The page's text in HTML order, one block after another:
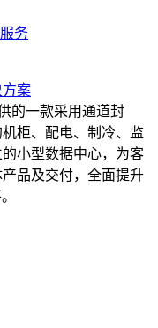
务
案
的一款采用通道封
柜、配电、制冷、监
小型数据中心，为客
品及交付，全面提升